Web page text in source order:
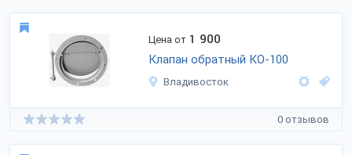
Цена от 1 900
Клапан обратный КО-100
Владивосток
0 отзывов